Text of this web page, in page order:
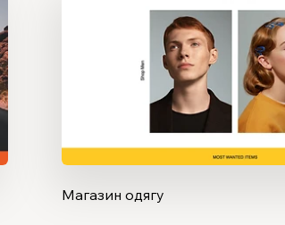
Магазин одягу